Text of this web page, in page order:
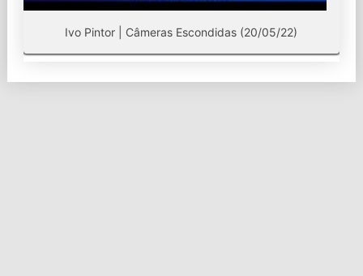
Ivo Pintor | Câmeras Escondidas (20/05/22)